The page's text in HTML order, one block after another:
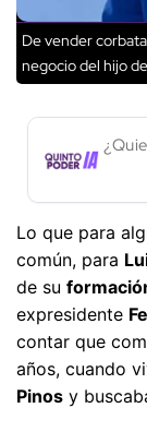
De vender
negocio del hijo
Lo que para
común, para
de su
expresidente
contar que
años, cuando
Pinos y